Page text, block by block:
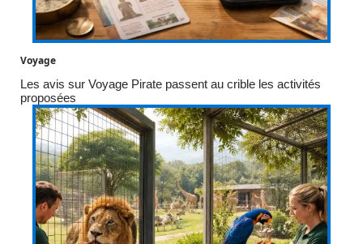
Voyage
Les avis sur Voyage Pirate passent au crible les activités
proposées